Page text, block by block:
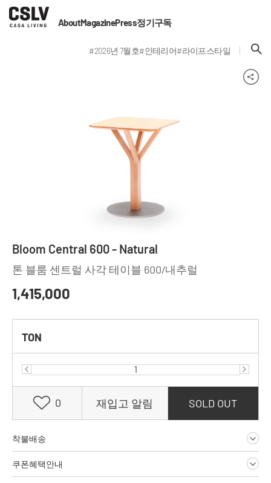
AboutMagazinePress정기구독
#2026년 7월호#인테리어#라이프스타일
Bloom Central 600 - Natural
톤 블룸 센트럴 사각 테이블 600/내추럴
1,415,000
TON
0 재입고 알림 SOLD OUT
착불배송
쿠폰혜택안내